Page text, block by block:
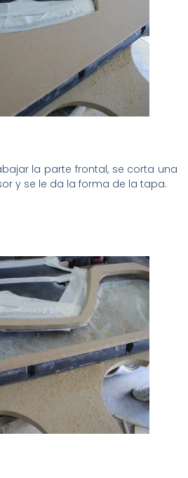
la parte frontal, se corta una
y se le da la forma de la tapa.